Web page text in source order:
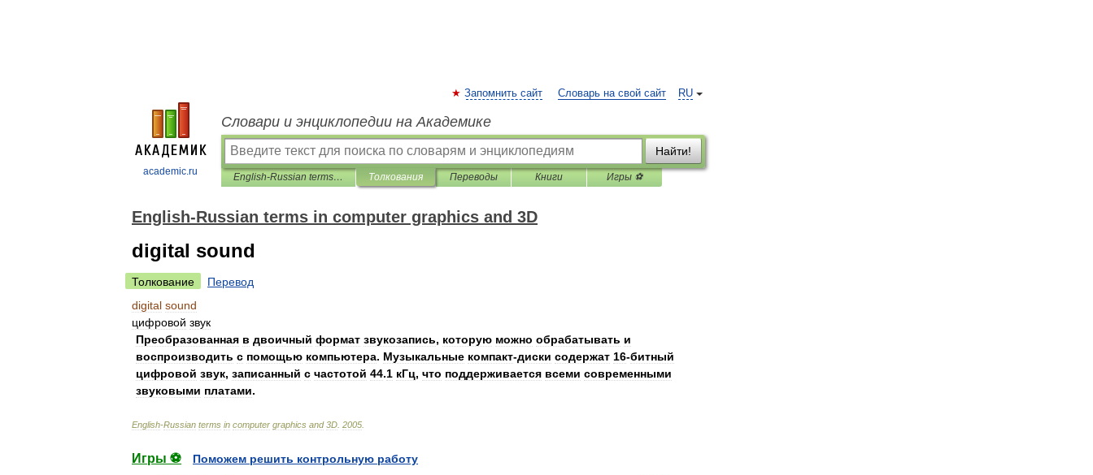
academic.ru
RU
Запомнить сайт Словарь на свой сайт
Словари и энциклопедии на Академике
Найти!
English-Russian terms in computer graphics and 3D Толкования Переводы Книги Игры ⚽
English-Russian terms in computer graphics and 3D
digital sound
Толкование
Перевод
digital sound
цифровой звук
Преобразованная в двоичный формат звукозапись, которую можно обрабатывать и
воспроизводить с помощью компьютера. Музыкальные компакт-диски содержат 16-битный
цифровой звук, записанный с частотой 44.1 кГц, что поддерживается всеми современными
звуковыми платами.
English-Russian terms in computer graphics and 3D 2005
Игры ⚽
Поможем решить контрольную работу